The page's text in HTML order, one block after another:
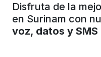
Disfruta de la
en Surinam con
voz, datos y SMS